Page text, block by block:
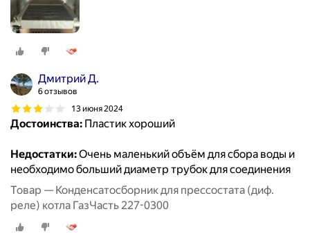
Дмитрий Д.
6 отзывов
13 июня 2024
Достоинства: Пластик хороший
Недостатки:Очень маленький объём для сбора воды и
необходимо больший диаметр трубок для соединения
Товар — Конденсатосборник для прессостата (диф.
реле) котла ГазЧасть 227-0300